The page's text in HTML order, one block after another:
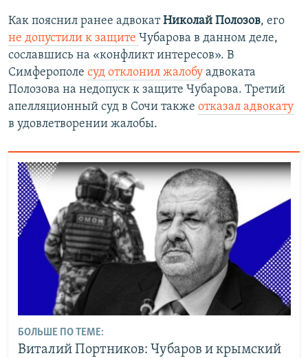
Как пояснил ранее адвокатНиколай Полозов, его
не допустили к защите Чубарова в данном деле,
сославшись на «конфликт интересов». В
Симферополе суд отклонил жалобу адвоката
Полозова на недопуск к защите Чубарова. Третий
апелляционный суд в Сочи также отказал адвокату
в удовлетворении жалобы.
БОЛЬШЕ ПО ТЕМЕ:
Виталий Портников: Чубаров и крымский